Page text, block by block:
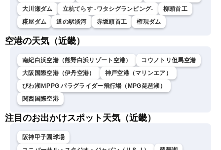
大川瀬ダム
立杭てらす -ワタシグランピング-
柳頭首工
糀屋ダム
道の駅淡河 赤坂頭首工 権現ダム
空港の天気（近畿）
南紀白浜空港（熊野白浜リゾート空港）
コウノトリ但馬空港
大阪国際空港（伊丹空港）
神戸空港（マリンエア）
びわ湖ＭPPG パラグライダー飛行場（MPG琵琶湖）
関西国際空港
注目のお出かけスポット天気（近畿）
阪神甲子園球場